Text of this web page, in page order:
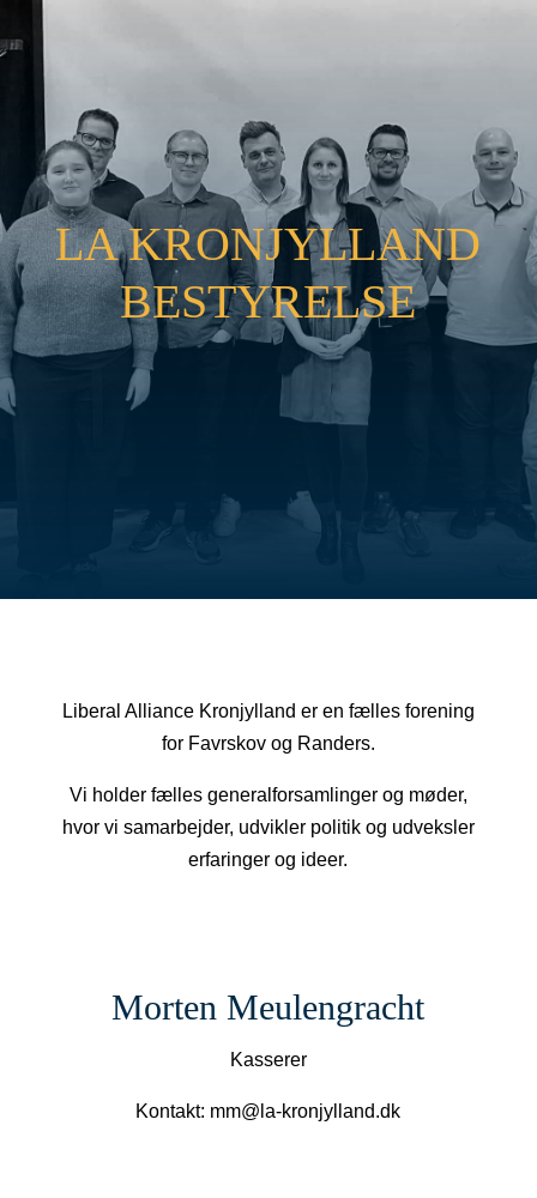
LA KRONJYLLAND
BESTYRELSE
Liberal Alliance Kronjylland er en fælles forening
for Favrskov og Randers.
Vi holder fælles generalforsamlinger og møder,
hvor vi samarbejder, udvikler politik og udveksler
erfaringer og ideer.
Morten Meulengracht
Kasserer
Kontakt: mm@la-kronjylland.dk